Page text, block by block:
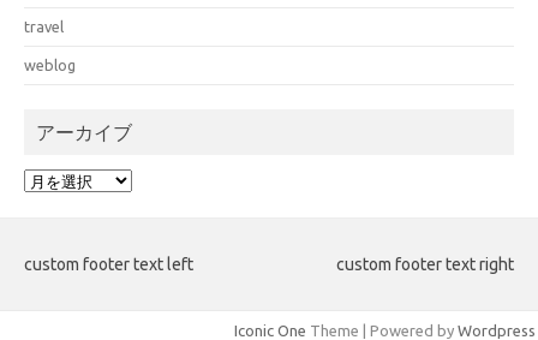
travel
weblog
アーカイブ
ア
ブ
custom footer text left custom footer text right
Iconic One Theme | Powered by Wordpress